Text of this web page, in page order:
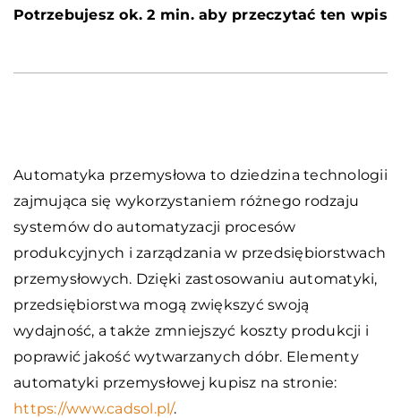
Potrzebujesz ok. 2 min. aby przeczytać ten wpis
Automatyka przemysłowa to dziedzina technologii
zajmująca się wykorzystaniem różnego rodzaju
systemów do automatyzacji procesów
produkcyjnych i zarządzania w przedsiębiorstwach
przemysłowych. Dzięki zastosowaniu automatyki,
przedsiębiorstwa mogą zwiększyć swoją
wydajność, a także zmniejszyć koszty produkcji i
poprawić jakość wytwarzanych dóbr. Elementy
automatyki przemysłowej kupisz na stronie:
https://www.cadsol.pl/.